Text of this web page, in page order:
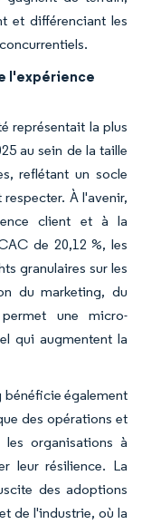
et différenciant les
l'expérience
représentait la plus
au sein de la taille
reflétant un socle
À l'avenir,
client et à la
de 20,12 %, les
granulaires sur les
du marketing, du
une micro-
qui augmentent la
bénéficie également
des opérations et
organisations à
leur résilience. La
des adoptions
de l'industrie, où la